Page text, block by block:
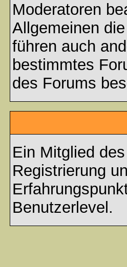
Moderatoren
Allgemeinen
führen auch
bestimmtes
des Forums
Ein Mitglied
Registrierung
Benutzerlevel.